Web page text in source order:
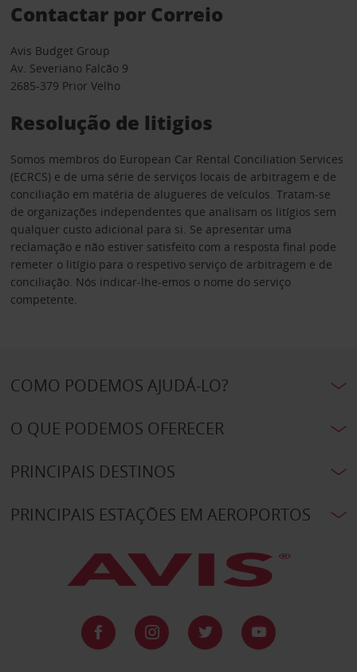
Contactar por Correio
Avis Budget Group
Av. Severiano Falcão 9
2685-379 Prior Velho
Resolução de litigios
Somos membros do European Car Rental Conciliation Services
(ECRCS) e de uma série de serviços locais de arbitragem e de
conciliação ​em matéria de alugueres de veículos. Tratam-se
de organizações independentes que analisam os litígios sem
qualquer custo adicional para si. Se apresentar uma
reclamação e não estiver satisfeito com a resposta final pode
remeter o litígio para o respetivo serviço de arbitragem e de
conciliação. Nós indicar-lhe-emos o nome do serviço
competente.
COMO PODEMOS AJUDÁ-LO?
O QUE PODEMOS OFERECER
PRINCIPAIS DESTINOS
PRINCIPAIS ESTAÇÕES EM AEROPORTOS